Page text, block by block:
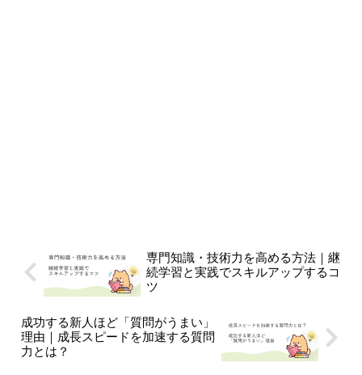
専門知識・技術力を高める方法｜継
続学習と実践でスキルアップするコ
ツ
成功する新人ほど「質問がうまい」
理由｜成長スピードを加速する質問
力とは？